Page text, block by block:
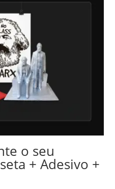
o seu
+ Adesivo +